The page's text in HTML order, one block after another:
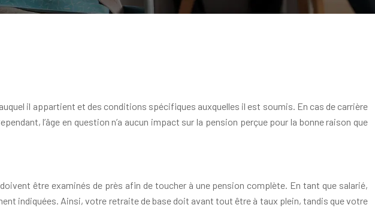
il appartient et des conditions spécifiques auxquelles il est soumis. En cas de carrière
l’âge en question n’a aucun impact sur la pension perçue pour la bonne raison que
être examinés de près afin de toucher à une pension complète. En tant que salarié,
indiquées. Ainsi, votre retraite de base doit avant tout être à taux plein, tandis que votre